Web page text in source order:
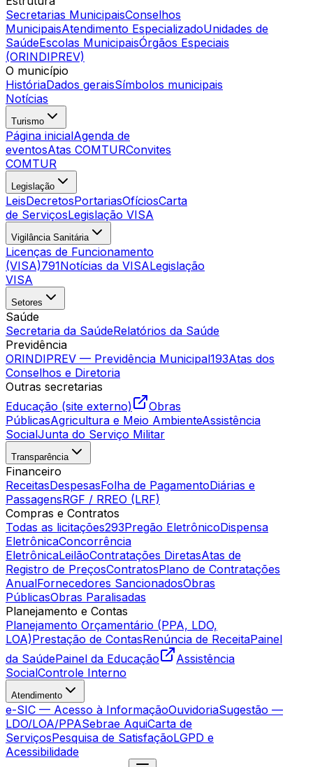
Secretarias MunicipaisConselhos
MunicipaisAtendimento EspecializadoUnidades de
SaúdeEscolas MunicipaisÓrgãos Especiais
(ORINDIPREV)
O município
HistóriaDados geraisSímbolos municipais
Notícias
Turismo
Página inicialAgenda de
eventosAtas COMTURConvites
COMTUR
Legislação
LeisDecretosPortariasOfíciosCarta
de ServiçosLegislação VISA
Vigilância Sanitária
Licenças de Funcionamento
(VISA)791Notícias da VISALegislação
VISA
Setores
Saúde
Secretaria da SaúdeRelatórios da Saúde
Previdência
ORINDIPREV — Previdência Municipal193Atas dos
Conselhos e Diretoria
Outras secretarias
Educação (site externo)
Obras
PúblicasAgricultura e Meio AmbienteAssistência
SocialJunta do Serviço Militar
Transparência
Financeiro
ReceitasDespesasFolha de PagamentoDiárias e
PassagensRGF / RREO (LRF)
Compras e Contratos
Todas as licitações293Pregão EletrônicoDispensa
EletrônicaConcorrência
EletrônicaLeilãoContratações DiretasAtas de
Registro de PreçosContratosPlano de Contratações
AnualFornecedores SancionadosObras
PúblicasObras Paralisadas
Planejamento e Contas
Planejamento Orçamentário (PPA, LDO,
LOA)Prestação de ContasRenúncia de ReceitaPainel
da SaúdePainel da Educação
Assistência
SocialControle Interno
Atendimento
e-SIC — Acesso à InformaçãoOuvidoriaSugestão —
LDO/LOA/PPASebrae AquiCarta de
ServiçosPesquisa de SatisfaçãoLGPD e
Acessibilidade